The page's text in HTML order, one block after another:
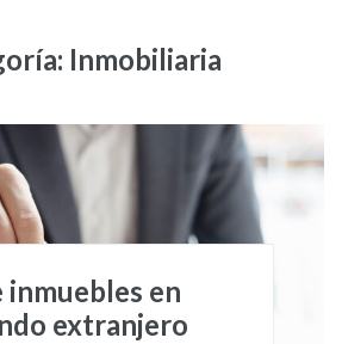
Inmobiliaria
inmuebles en
extranjero